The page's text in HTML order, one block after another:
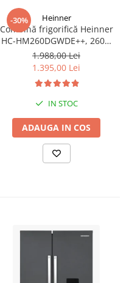
-30% Heinner
Combină frigorifică Heinner
HC-HM260DGWDE++, 260L,
Clasa E, Dozator Apă,
Control Electronic, LED, 180
cm, Gri Antracit Texturat
1.988,00 Lei
1.395,00 Lei
IN STOC
ADAUGA IN COS